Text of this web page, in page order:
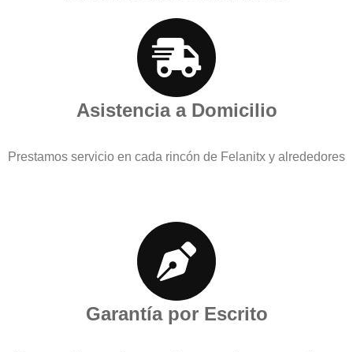
Asistencia a Domicilio
Prestamos servicio en cada rincón de Felanitx y alrededores
Garantía por Escrito